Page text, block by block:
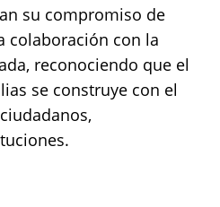
su compromiso de
colaboración con la
reconociendo que el
se construye con el